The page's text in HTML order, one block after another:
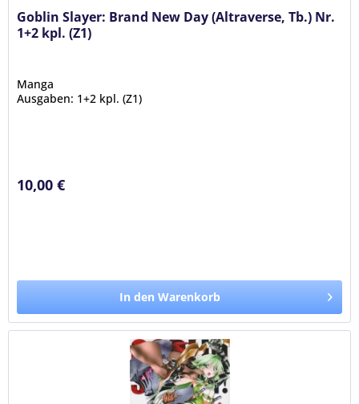
Goblin Slayer: Brand New Day (Altraverse, Tb.) Nr.
1+2 kpl. (Z1)
Manga
Ausgaben: 1+2 kpl. (Z1)
10,00 €
In den Warenkorb